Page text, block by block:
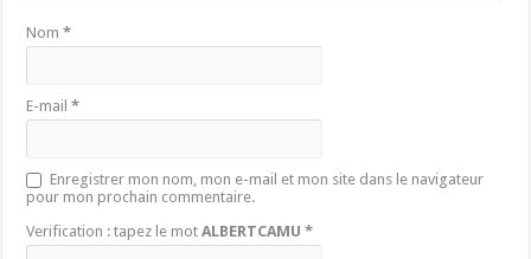
Nom*
E-mail*
Enregistrer mon nom, mon e-mail et mon site dans le navigateur
pour mon prochain commentaire.
Verification : tapez le motALBERTCAMU *